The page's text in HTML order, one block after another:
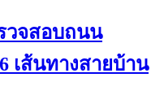
วจสอบถนน
เส้นทางสายบ้าน